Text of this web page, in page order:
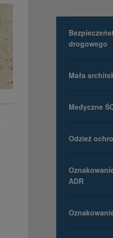
drogowego
Mała
Medyczne
Odzież
ADR